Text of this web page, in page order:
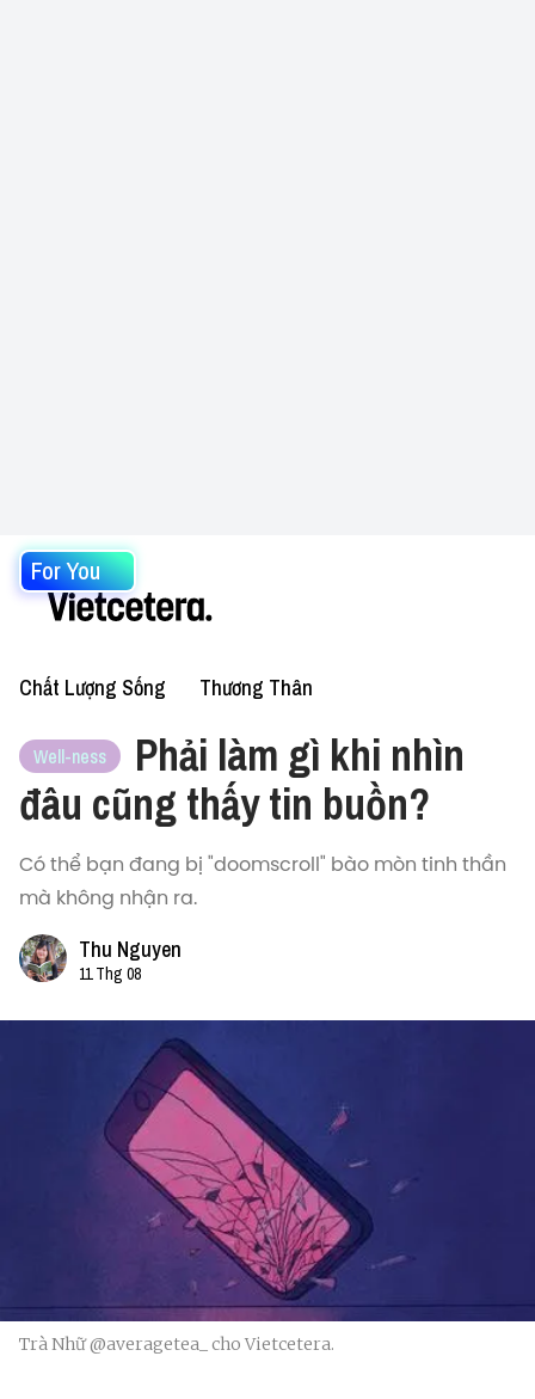
For You
Chất Lượng Sống Thương Thân
Well-ness
Phải làm gì khi nhìn
đâu cũng thấy tin buồn?
Có thể bạn đang bị "doomscroll" bào mòn tinh thần
mà không nhận ra.
Thu Nguyen
11 Thg 08
Trà Nhữ @averagetea_ cho Vietcetera.